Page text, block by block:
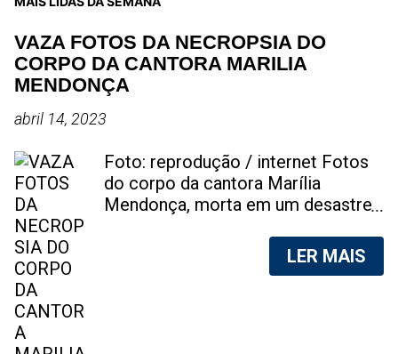
VAZA FOTOS DA NECROPSIA DO
CORPO DA CANTORA MARILIA
MENDONÇA
abril 14, 2023
Foto: reprodução / internet Fotos
do corpo da cantora Marília
Mendonça, morta em um desastre
foram vazadas na internet. A
divulgação de fotos do corpo de
LER MAIS